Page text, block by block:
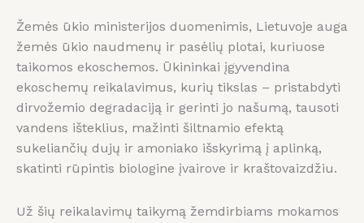
Žemės ūkio ministerijos duomenimis, Lietuvoje auga
žemės ūkio naudmenų ir pasėlių plotai, kuriuose
taikomos ekoschemos. Ūkininkai įgyvendina
ekoschemų reikalavimus, kurių tikslas – pristabdyti
dirvožemio degradaciją ir gerinti jo našumą, tausoti
vandens išteklius, mažinti šiltnamio efektą
sukeliančių dujų ir amoniako išskyrimą į aplinką,
skatinti rūpintis biologine įvairove ir kraštovaizdžiu.
Už šių reikalavimų taikymą žemdirbiams mokamos